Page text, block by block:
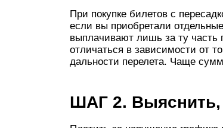
При покупке билетов с
если вы приобретали
выплачивают лишь за ту часть
отличаться в зависимости от
дальности перелета. Чаще
ШАГ 2. Выяснить,